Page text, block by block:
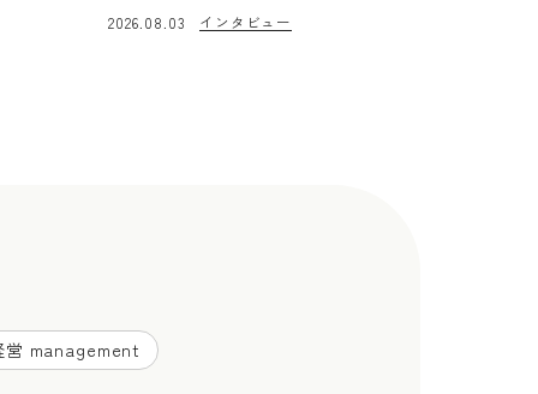
2026.08.03 インタビュー
営 management